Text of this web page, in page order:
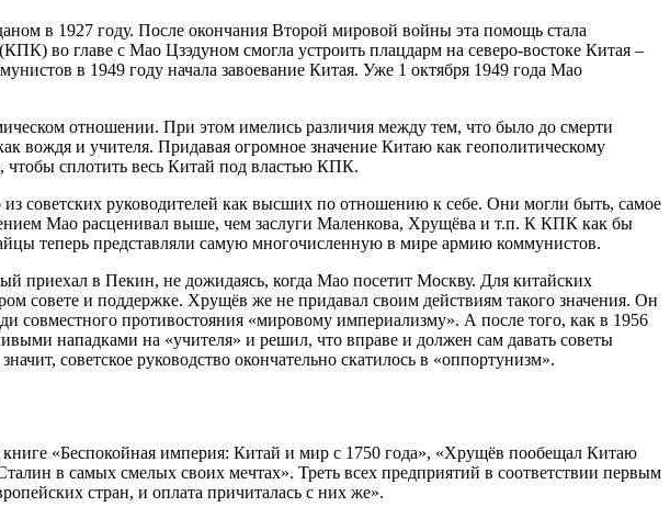
в 1927 году. После окончания Второй мировой войны эта помощь стала
во главе с Мао Цзэдуном смогла устроить плацдарм на северо-востоке Китая –
в 1949 году начала завоевание Китая. Уже 1 октября 1949 года Мао
отношении. При этом имелись различия между тем, что было до смерти
вождя и учителя. Придавая огромное значение Китаю как геополитическому
сплотить весь Китай под властью КПК.
советских руководителей как высших по отношению к себе. Они могли быть, самое
Мао расценивал выше, чем заслуги Маленкова, Хрущёва и т.п. К КПК как бы
теперь представляли самую многочисленную в мире армию коммунистов.
приехал в Пекин, не дожидаясь, когда Мао посетит Москву. Для китайских
совете и поддержке. Хрущёв же не придавал своим действиям такого значения. Он
совместного противостояния «мировому империализму». А после того, как в 1956
нападками на «учителя» и решил, что вправе и должен сам давать советы
советское руководство окончательно скатилось в «оппортунизм».
«Беспокойная империя: Китай и мир с 1750 года», «Хрущёв пообещал Китаю
в самых смелых своих мечтах». Треть всех предприятий в соответствии первым
стран, и оплата причиталась с них же».